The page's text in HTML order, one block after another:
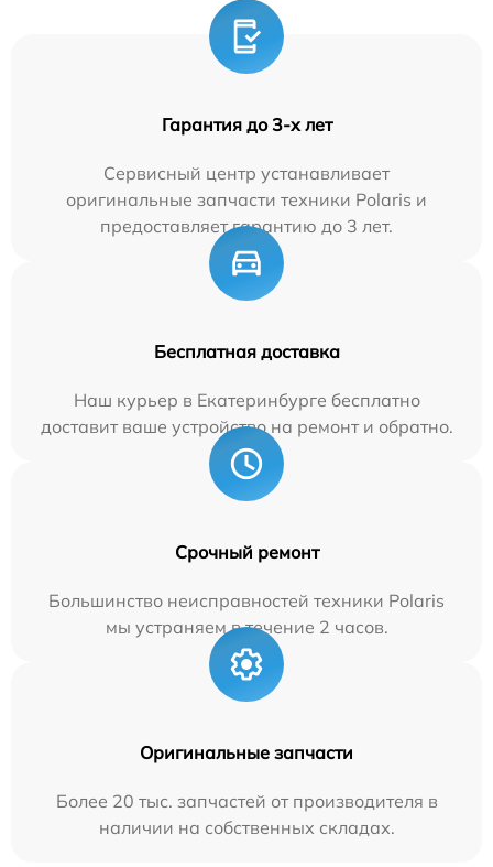
Гарантия до 3-х лет
Сервисный центр устанавливает
оригинальные запчасти техники Polaris и
предоставляет гарантию до 3 лет.
Бесплатная доставка
Наш курьер в Екатеринбурге бесплатно
доставит ваше устройство на ремонт и обратно.
Срочный ремонт
Большинство неисправностей техники Polaris
мы устраняем в течение 2 часов.
Оригинальные запчасти
Более 20 тыс. запчастей от производителя в
наличии на собственных складах.